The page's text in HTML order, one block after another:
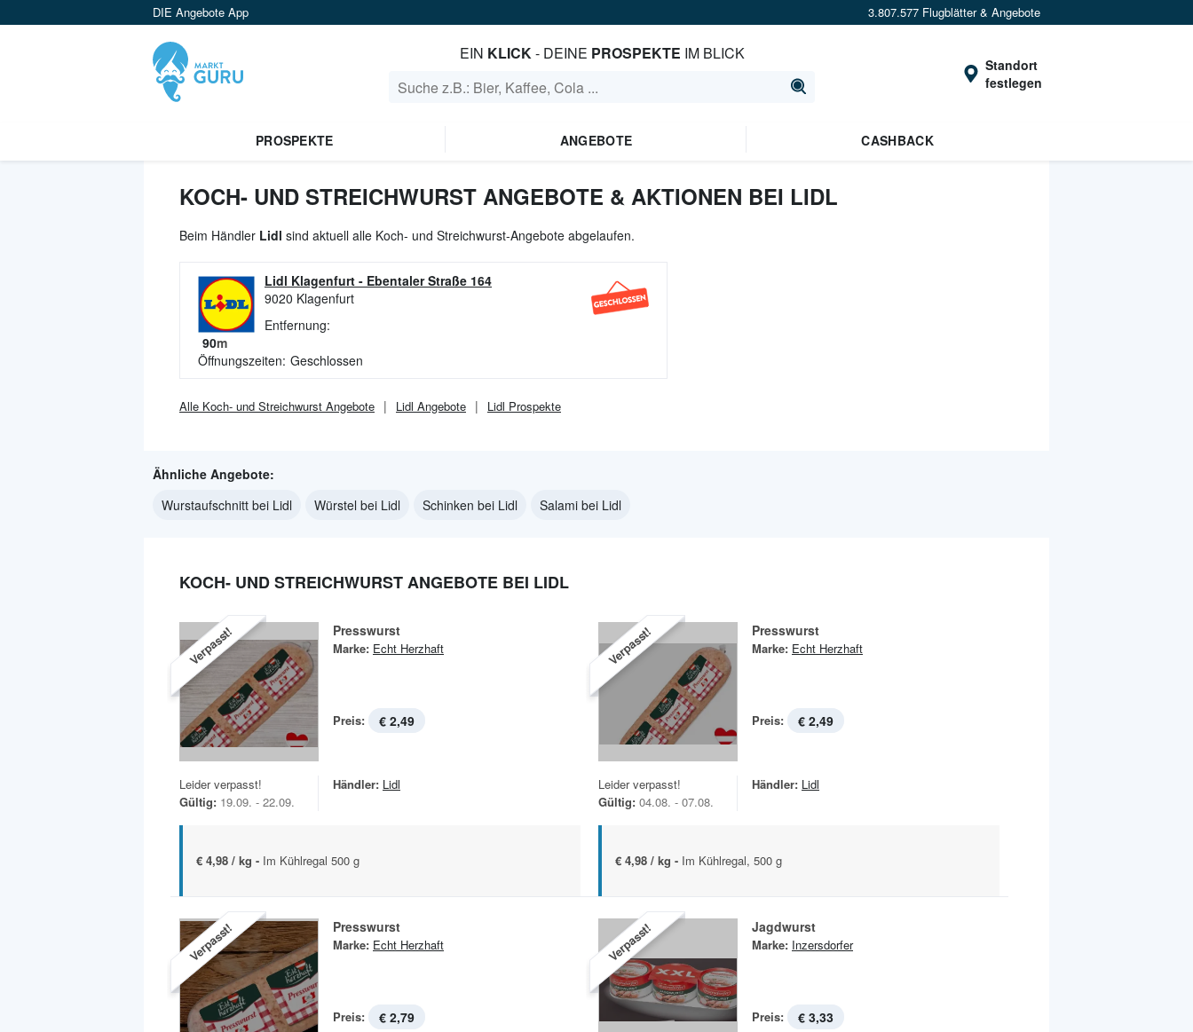
DIE Angebote App 3.807.577 Flugblätter & Angebote
EIN KLICK- DEINE PROSPEKTE IM BLICK
Standort
festlegen
PROSPEKTE ANGEBOTE CASHBACK
KOCH- UND STREICHWURST ANGEBOTE & AKTIONEN BEI LIDL
Beim Händler Lidl sind aktuell alle Koch- und Streichwurst-Angebote abgelaufen.
Lidl Klagenfurt - Ebentaler Straße 164
9020 Klagenfurt
Entfernung:
90m
Öffnungszeiten: Geschlossen
Alle Koch- und Streichwurst Angebote Lidl Angebote Lidl Prospekte
Ähnliche Angebote:
Wurstaufschnitt bei Lidl
Würstel bei Lidl Schinken bei Lidl Salami bei Lidl
KOCH- UND STREICHWURST ANGEBOTE BEI LIDL
Verpasst! Presswurst
Marke: Echt Herzhaft
Preis: € 2,49
Leider verpasst!
Gültig: 19.09. - 22.09.
Händler: Lidl
€ 4,98 / kg - Im Kühlregal 500 g
Verpasst! Presswurst
Marke: Echt Herzhaft
Preis: € 2,49
Leider verpasst!
Gültig: 04.08. - 07.08.
Händler: Lidl
€ 4,98 / kg - Im Kühlregal, 500 g
Verpasst! Presswurst
Marke: Echt Herzhaft
Preis: € 2,79
Verpasst! Jagdwurst
Marke: Inzersdorfer
Preis: € 3,33